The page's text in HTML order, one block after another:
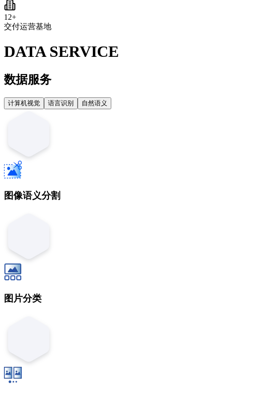
12+
交付运营基地
DATA SERVICE
数据服务
计算机视觉 语言识别 自然语义
图像语义分割
图片分类